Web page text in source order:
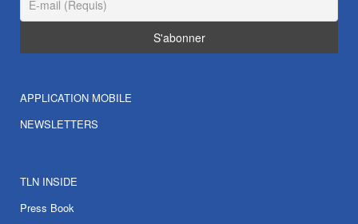
APPLICATION MOBILE
NEWSLETTERS
TLN INSIDE
Press Book